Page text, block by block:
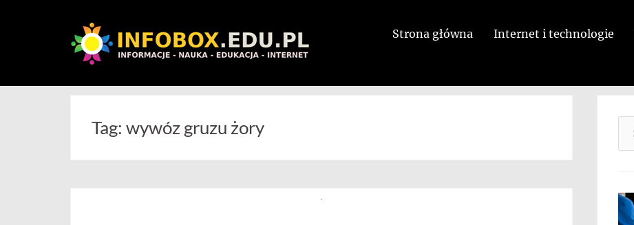
WITAMY
W
INFOBOX
STANDARD
Strona główna Internet i technologie
Tag: wywóz gruzu żory